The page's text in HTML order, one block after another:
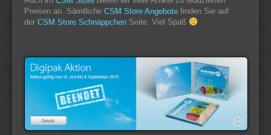
Preisen an. Sämtliche CSM Store Angebote finden Sie auf
der CSM Store Schnäppchen Seite. Viel Spaß